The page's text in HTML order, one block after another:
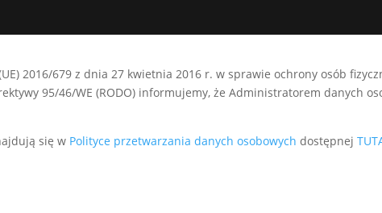
2016/679 z dnia 27 kwietnia 2016 r. w sprawie ochrony osób
95/46/WE (RODO) informujemy, że Administratorem danych
się w Polityce przetwarzania danych osobowych dostępnej